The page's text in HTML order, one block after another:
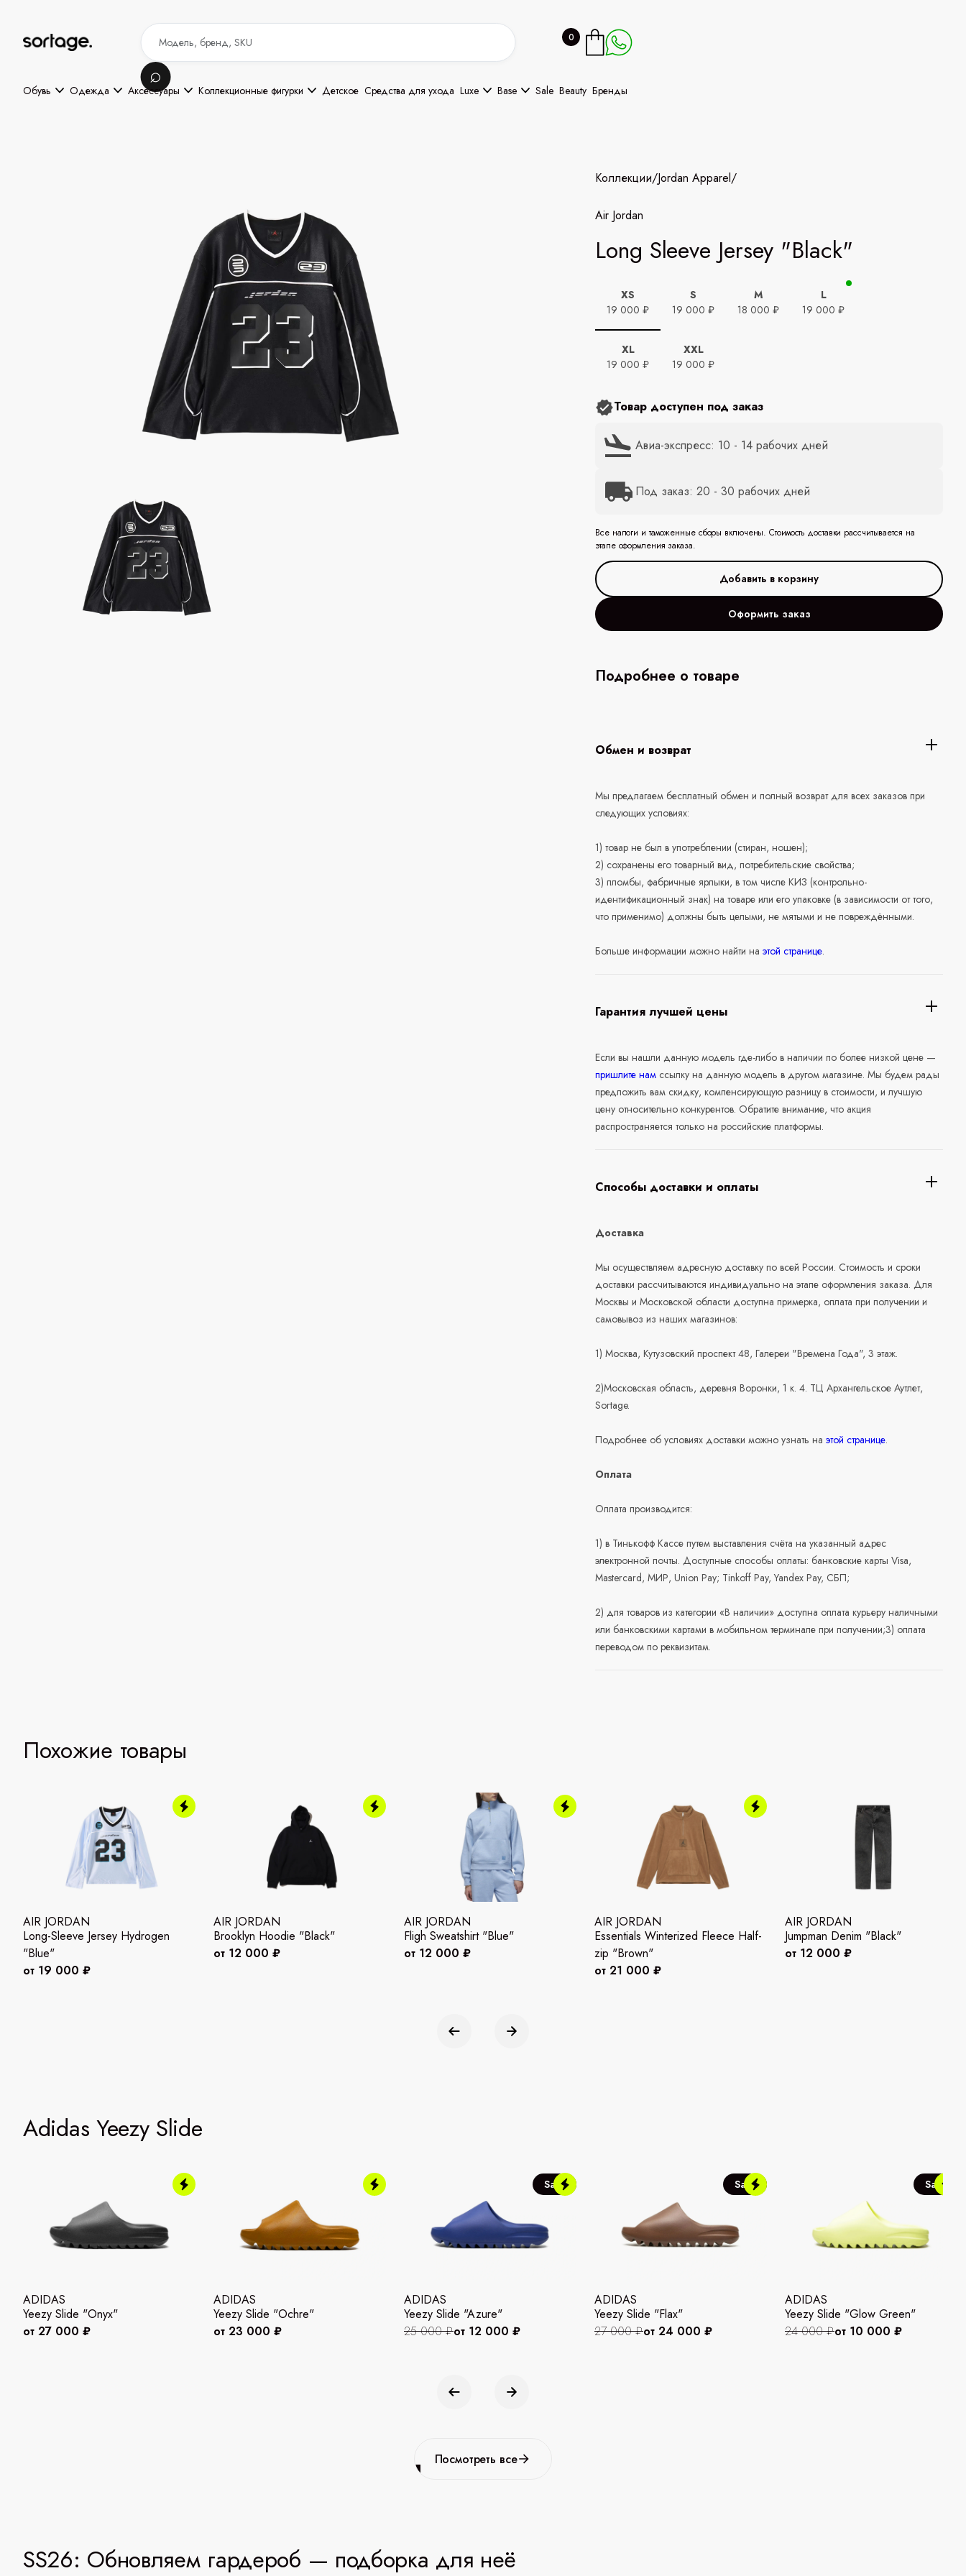
0
Обувь Одежда Аксессуары Коллекционные фигурки Детское Средства для ухода Luxe Base Sale Beauty Бренды
Коллекции/Jordan Apparel/
Air Jordan
Long Sleeve Jersey "Black"
XS
19 000 ₽
S
19 000 ₽
M
18 000 ₽
L
19 000 ₽
XL
19 000 ₽
XXL
19 000 ₽
Товар доступен под заказ
Авиа-экспресс: 10 - 14 рабочих дней
Под заказ: 20 - 30 рабочих дней
Все налоги и таможенные сборы включены. Стоимость доставки рассчитывается на
этапе оформления заказа.
Оформить заказ
Подробнее о товаре
Обмен и возврат
Мы предлагаем бесплатный обмен и полный возврат для всех заказов при
следующих условиях:
1) товар не был в употреблении (стиран, ношен);
2) сохранены его товарный вид, потребительские свойства;
3) пломбы, фабричные ярлыки, в том числе КИЗ (контрольно-
идентификационный знак) на товаре или его упаковке (в зависимости от того,
что применимо) должны быть целыми, не мятыми и не повреждёнными.
Больше информации можно найти наэтой странице.
Гарантия лучшей цены
Если вы нашли данную модель где-либо в наличии по более низкой цене —
пришлите нам ссылку на данную модель в другом магазине. Мы будем рады
предложить вам скидку, компенсирующую разницу в стоимости, и лучшую
цену относительно конкурентов. Обратите внимание, что акция
распространяется только на российские платформы.
Способы доставки и оплаты
Доставка
Мы осуществляем адресную доставку по всей России. Стоимость и сроки
доставки рассчитываются индивидуально на этапе оформления заказа. Для
Москвы и Московской области доступна примерка, оплата при получении и
самовывоз из наших магазинов:
1) Москва, Кутузовский проспект 48, Галереи "Времена Года", 3 этаж.
2)Московская область, деревня Воронки, 1 к. 4. ТЦ Архангельское Аутлет,
Sortage.
Подробнее об условиях доставки можно узнать наэтой странице.
Оплата
Оплата производится:
1) в Тинькофф Кассе путем выставления счёта на указанный адрес
электронной почты. Доступные способы оплаты: банковские карты Visa,
Mastercard, МИР, Union Pay; Tinkoff Pay, Yandex Pay, СБП;
2) для товаров из категории «В наличии» доступна оплата курьеру наличными
или банковскими картами в мобильном терминале при получении;3) оплата
переводом по реквизитам.
Похожие товары
AIR JORDAN
Long-Sleeve Jersey Hydrogen
"Blue"
от 19 000 ₽
AIR JORDAN
Brooklyn Hoodie "Black"
от 12 000 ₽
AIR JORDAN
Fligh Sweatshirt "Blue"
от 12 000 ₽
AIR JORDAN
Essentials Winterized Fleece Half-
zip "Brown"
от 21 000 ₽
AIR JORDAN
Jumpman Denim "Black"
от 12 000 ₽
Adidas Yeezy Slide
ADIDAS
Yeezy Slide "Onyx"
от 27 000 ₽
ADIDAS
Yeezy Slide "Ochre"
от 23 000 ₽
Sale
ADIDAS
Yeezy Slide "Azure"
25 000 ₽от 12 000 ₽
Sale
ADIDAS
Yeezy Slide "Flax"
27 000 ₽от 24 000 ₽
Sale
ADIDAS
Yeezy Slide "Glow Green"
24 000 ₽от 10 000 ₽
Посмотреть все
SS26: Обновляем гардероб — подборка для неё